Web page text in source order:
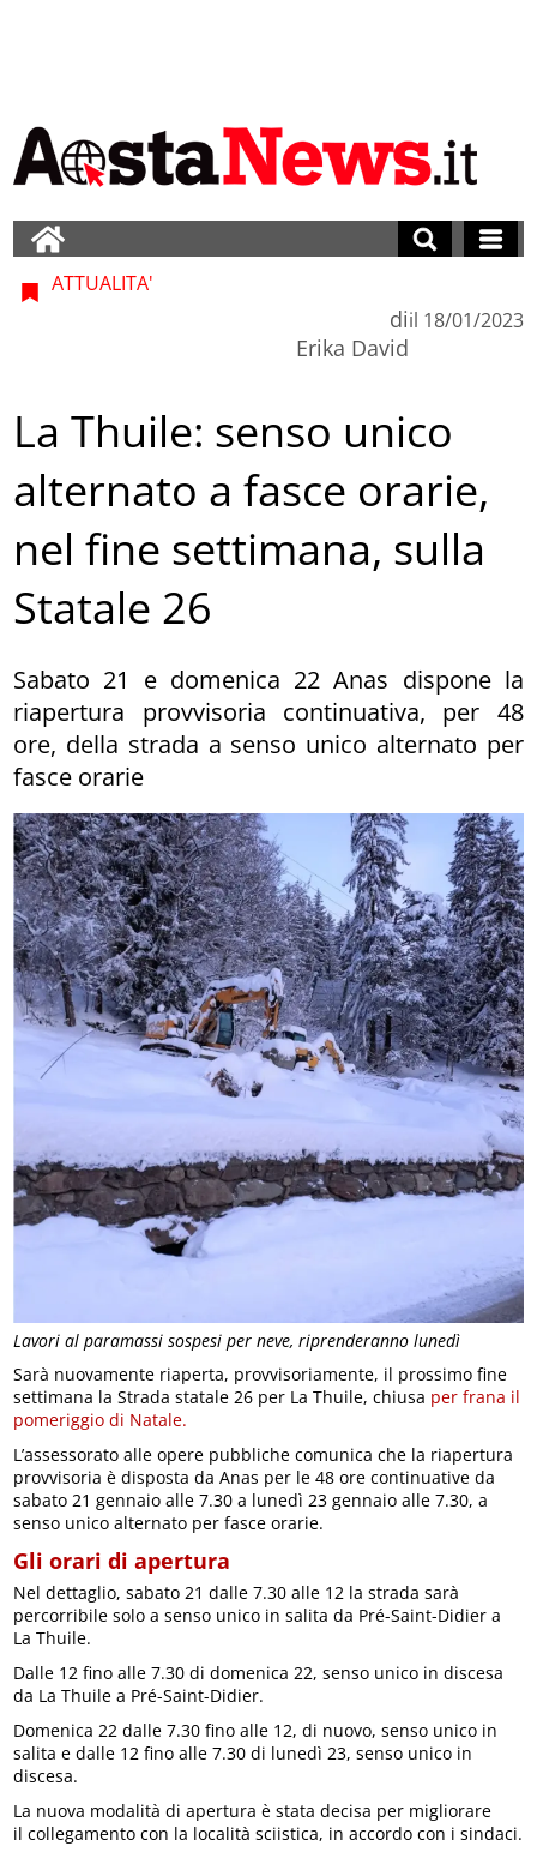
Lavori al paramassi sospesi per neve, riprenderanno lunedì
ATTUALITA'
di
Erika David
il 18/01/2023
La Thuile: senso unico
alternato a fasce orarie,
nel fine settimana, sulla
Statale 26
Sabato 21 e domenica 22 Anas dispone la
riapertura provvisoria continuativa, per 48
ore, della strada a senso unico alternato per
fasce orarie
Sarà nuovamente riaperta, provvisoriamente, il prossimo fine
settimana la Strada statale 26 per La Thuile, chiusa per frana il
pomeriggio di Natale.
L’assessorato alle opere pubbliche comunica che la riapertura
provvisoria è disposta da Anas per le 48 ore continuative da
sabato 21 gennaio alle 7.30 a lunedì 23 gennaio alle 7.30, a
senso unico alternato per fasce orarie.
Gli orari di apertura
Nel dettaglio, sabato 21 dalle 7.30 alle 12 la strada sarà
percorribile solo a senso unico in salita da Pré-Saint-Didier a
La Thuile.
Dalle 12 fino alle 7.30 di domenica 22, senso unico in discesa
da La Thuile a Pré-Saint-Didier.
Domenica 22 dalle 7.30 fino alle 12, di nuovo, senso unico in
salita e dalle 12 fino alle 7.30 di lunedì 23, senso unico in
discesa.
La nuova modalità di apertura è stata decisa per migliorare
il collegamento con la località sciistica, in accordo con i sindaci.